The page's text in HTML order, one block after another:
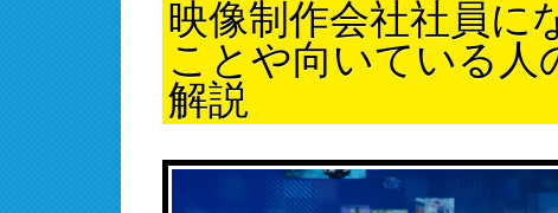
映像制作会社社員に
ことや向いている人
解説